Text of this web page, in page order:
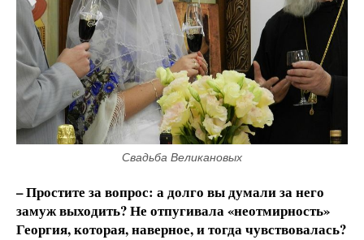
Свадьба Великановых
– Простите за вопрос: а долго вы думали за него
замуж выходить? Не отпугивала «неотмирность»
Георгия, которая, наверное, и тогда чувствовалась?